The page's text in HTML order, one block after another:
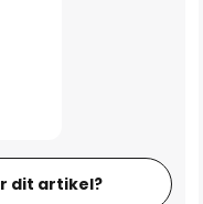
dit artikel?